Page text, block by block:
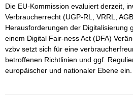
Die EU-Kommission evaluiert derzeit,
Verbraucherrecht (UGP-RL, VRRL,
Herausforderungen der Digitalisierung
einem Digital Fair-ness Act (DFA)
vzbv setzt sich für eine
betroffenen Richtlinien und ggf.
europäischer und nationaler Ebene ein.